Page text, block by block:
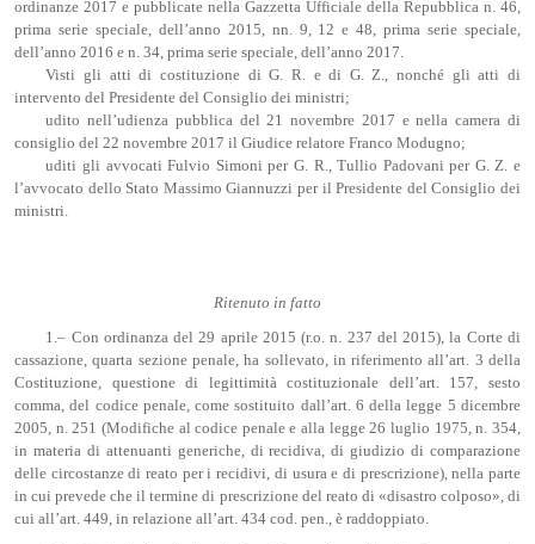
ordinanze 2017 e pubblicate nella Gazzetta Ufficiale della Repubblica n. 46,
prima serie speciale, dell’anno 2015, nn. 9, 12 e 48, prima serie speciale,
dell’anno 2016 e n. 34, prima serie speciale, dell’anno 2017.
Visti gli atti di costituzione di G. R. e di G. Z., nonché gli atti di
intervento del Presidente del Consiglio dei ministri;
udito nell’udienza pubblica del 21 novembre 2017 e nella camera di
consiglio del 22 novembre 2017 il Giudice relatore Franco Modugno;
uditi gli avvocati Fulvio Simoni per G. R., Tullio Padovani per G. Z. e
l’avvocato dello Stato Massimo Giannuzzi per il Presidente del Consiglio dei
ministri.
Ritenuto in fatto
1.– Con ordinanza del 29 aprile 2015 (r.o. n. 237 del 2015), la Corte di
cassazione, quarta sezione penale, ha sollevato, in riferimento all’art. 3 della
Costituzione, questione di legittimità costituzionale dell’art. 157, sesto
comma, del codice penale, come sostituito dall’art. 6 della legge 5 dicembre
2005, n. 251 (Modifiche al codice penale e alla legge 26 luglio 1975, n. 354,
in materia di attenuanti generiche, di recidiva, di giudizio di comparazione
delle circostanze di reato per i recidivi, di usura e di prescrizione), nella parte
in cui prevede che il termine di prescrizione del reato di «disastro colposo», di
cui all’art. 449, in relazione all’art. 434 cod. pen., è raddoppiato.